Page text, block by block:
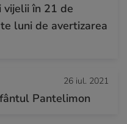
în 21 de
luni de avertizarea
26 iul. 2021
Pantelimon